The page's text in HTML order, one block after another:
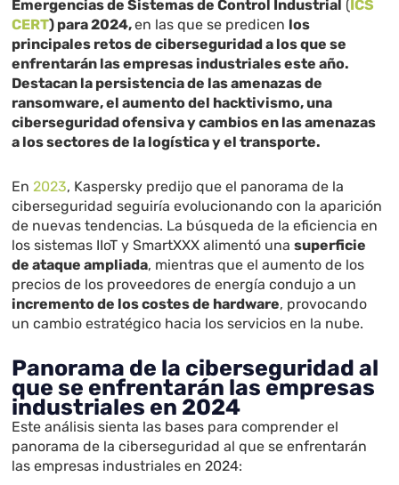
Emergencias de Sistemas de Control Industrial (ICS
CERT) para 2024,en las que se predicen los
principales retos de ciberseguridad a los que se
enfrentarán las empresas industriales este año.
Destacan la persistencia de las amenazas de
ransomware, el aumento del hacktivismo, una
ciberseguridad ofensiva y cambios en las amenazas
a los sectores de la logística y el transporte.
En2023, Kaspersky predijo que el panorama de la
ciberseguridad seguiría evolucionando con la aparición
de nuevas tendencias. La búsqueda de la eficiencia en
los sistemas IIoT y SmartXXX alimentó unasuperficie
de ataque ampliada, mientras que el aumento de los
precios de los proveedores de energía condujo a un
incremento de los costes de hardware, provocando
un cambio estratégico hacia los servicios en la nube.
Panorama de la ciberseguridad al
que se enfrentarán las empresas
industriales en 2024
Este análisis sienta las bases para comprender el
panorama de la ciberseguridad al que se enfrentarán
las empresas industriales en 2024: